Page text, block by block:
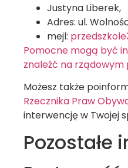
Justyna Liberek,
Adres: ul.
mejl:
Pomocne mogą być
znaleźć na
Możesz także
Rzecznika Praw
interwencję w Twojej
Pozostałe